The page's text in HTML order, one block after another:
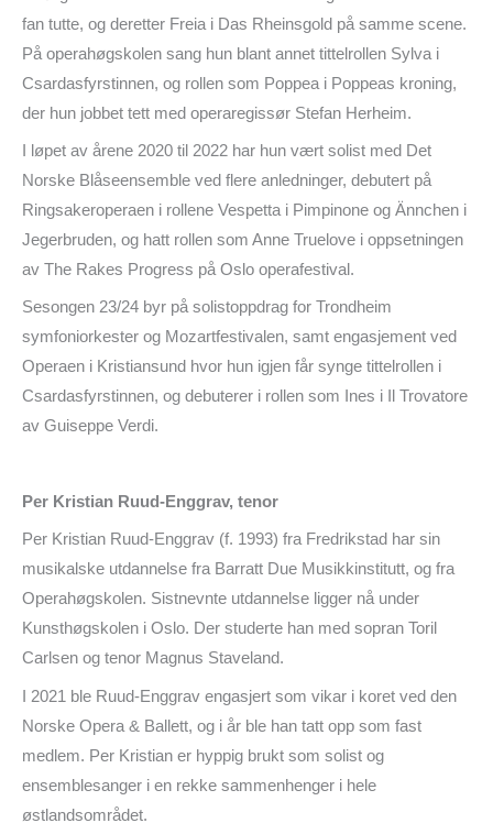
fan tutte, og deretter Freia i Das Rheinsgold på samme scene.
På operahøgskolen sang hun blant annet tittelrollen Sylva i
Csardasfyrstinnen, og rollen som Poppea i Poppeas kroning,
der hun jobbet tett med operaregissør Stefan Herheim.
I løpet av årene 2020 til 2022 har hun vært solist med Det
Norske Blåseensemble ved flere anledninger, debutert på
Ringsakeroperaen i rollene Vespetta i Pimpinone og Ännchen i
Jegerbruden, og hatt rollen som Anne Truelove i oppsetningen
av The Rakes Progress på Oslo operafestival.
Sesongen 23/24 byr på solistoppdrag for Trondheim
symfoniorkester og Mozartfestivalen, samt engasjement ved
Operaen i Kristiansund hvor hun igjen får synge tittelrollen i
Csardasfyrstinnen, og debuterer i rollen som Ines i Il Trovatore
av Guiseppe Verdi.
Per Kristian Ruud-Enggrav, tenor
Per Kristian Ruud-Enggrav (f. 1993) fra Fredrikstad har sin
musikalske utdannelse fra Barratt Due Musikkinstitutt, og fra
Operahøgskolen. Sistnevnte utdannelse ligger nå under
Kunsthøgskolen i Oslo. Der studerte han med sopran Toril
Carlsen og tenor Magnus Staveland.
I 2021 ble Ruud-Enggrav engasjert som vikar i koret ved den
Norske Opera & Ballett, og i år ble han tatt opp som fast
medlem. Per Kristian er hyppig brukt som solist og
ensemblesanger i en rekke sammenhenger i hele
østlandsområdet.